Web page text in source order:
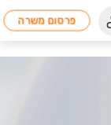
פרסום משרה